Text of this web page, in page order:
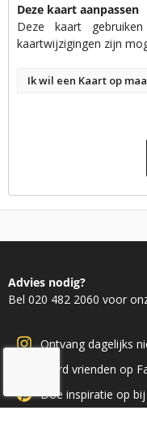
Deze kaart aanpassen
Deze kaart
kaartwijzigingen zijn
Ik wil een Kaart op
Advies nodig?
Bel 020 482 2060 voor
Ontvang dagelijks
Word vrienden op
Doe inspiratie op